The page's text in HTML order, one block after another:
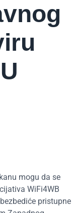
mogu da se
WiFi4WB
pristupne